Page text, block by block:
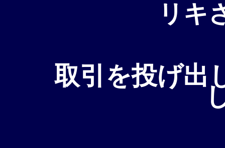
リキ
取引を投げ出